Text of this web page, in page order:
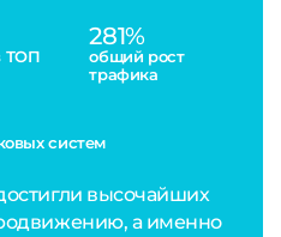
ТОП
281%
общий рост
трафика
систем
высочайших
а именно